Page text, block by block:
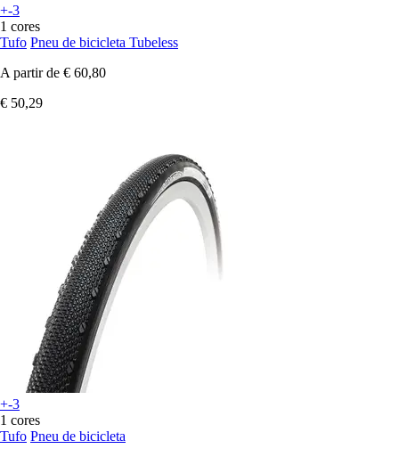
+-3
1 cores
Tufo Pneu de bicicleta Tubeless
A partir de € 60,80
€ 50,29
+-3
1 cores
Tufo Pneu de bicicleta